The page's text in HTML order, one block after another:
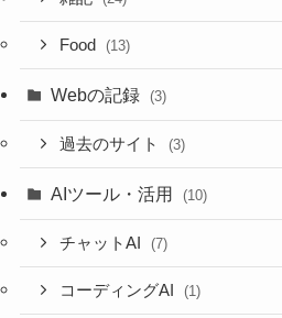
Food (13)
Webの記録 (3)
過去のサイト (3)
AIツール・活用 (10)
チャットAI (7)
コーディングAI (1)